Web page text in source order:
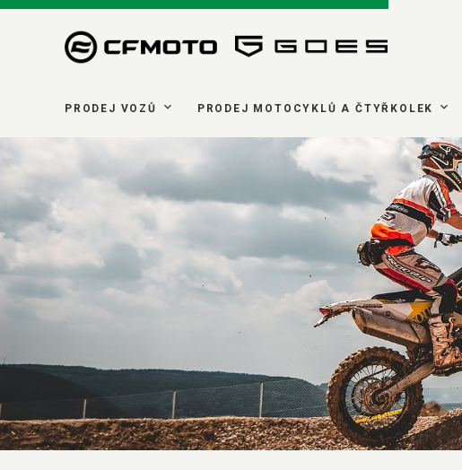
PRODEJ VOZŮ PRODEJ MOTOCYKLŮ A ČTYŘKOLEK